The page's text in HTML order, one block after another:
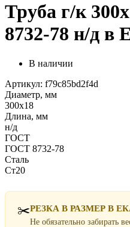
Труба г/к
8732-78 н/д в
В наличии
Артикул: f79c85bd2f4d
Диаметр, мм
300х18
Длина, мм
н/д
ГОСТ
ГОСТ 8732-78
Сталь
Ст20
✂️РЕЗКА В РАЗМЕР В
Не обязательно забирать